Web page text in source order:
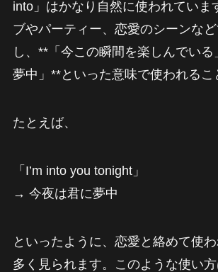
into」はかなり自然に使われていま
ブやパーティー、恋愛のシーンな
し、**「今この瞬間を楽しんでい
夢中」**といった意味で使われるこ
たとえば、
「I’m into you tonight」
→ 今夜は君に夢中
といったように、恋愛と絡めて使
多く見られます。このような使い